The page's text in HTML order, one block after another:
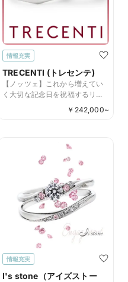
情報充実
TRECENTI (トレセンテ)
【ノッツェ】これから増えてい
く大切な記念日を祝福するリン
￥ 242,000~
情報充実
I's stone（アイズストー